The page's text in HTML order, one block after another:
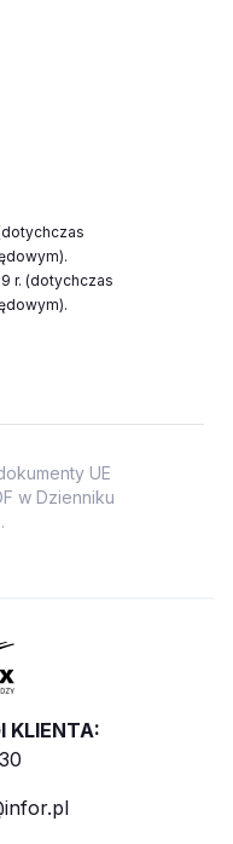
r. (dotychczas
UE
w Dzienniku
KLIENTA: